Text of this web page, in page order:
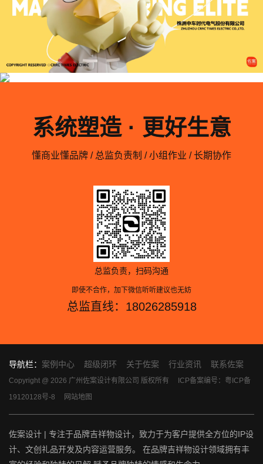
系统塑造 · 更好生意
懂商业懂品牌 / 总监负责制 / 小组作业 / 长期协作
总监负责，扫码沟通
即使不合作，加下微信听听建议也无妨
总监直线：18026285918
导航栏： 案例中心 超级闭环 关于佐案 行业资讯 联系佐案
Copyright @ 2026 广州佐案设计有限公司 版权所有 ICP备案编号：粤ICP备
19120128号-8
网站地图
佐案设计 | 专注于品牌吉祥物设计，致力于为客户提供全方位的IP设
计、文创礼品开发及内容运营服务。 在品牌吉祥物设计领域拥有丰